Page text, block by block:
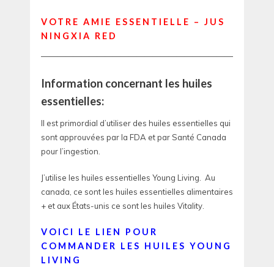
VOTRE AMIE ESSENTIELLE – JUS
NINGXIA RED
Information concernant les huiles
essentielles:
Il est primordial d’utiliser des huiles essentielles qui
sont approuvées par la FDA et par Santé Canada
pour l’ingestion.
J’utilise les huiles essentielles Young Living. Au
canada, ce sont les huiles essentielles alimentaires
+ et aux États-unis ce sont les huiles Vitality.
VOICI LE LIEN POUR
COMMANDER LES HUILES YOUNG
LIVING